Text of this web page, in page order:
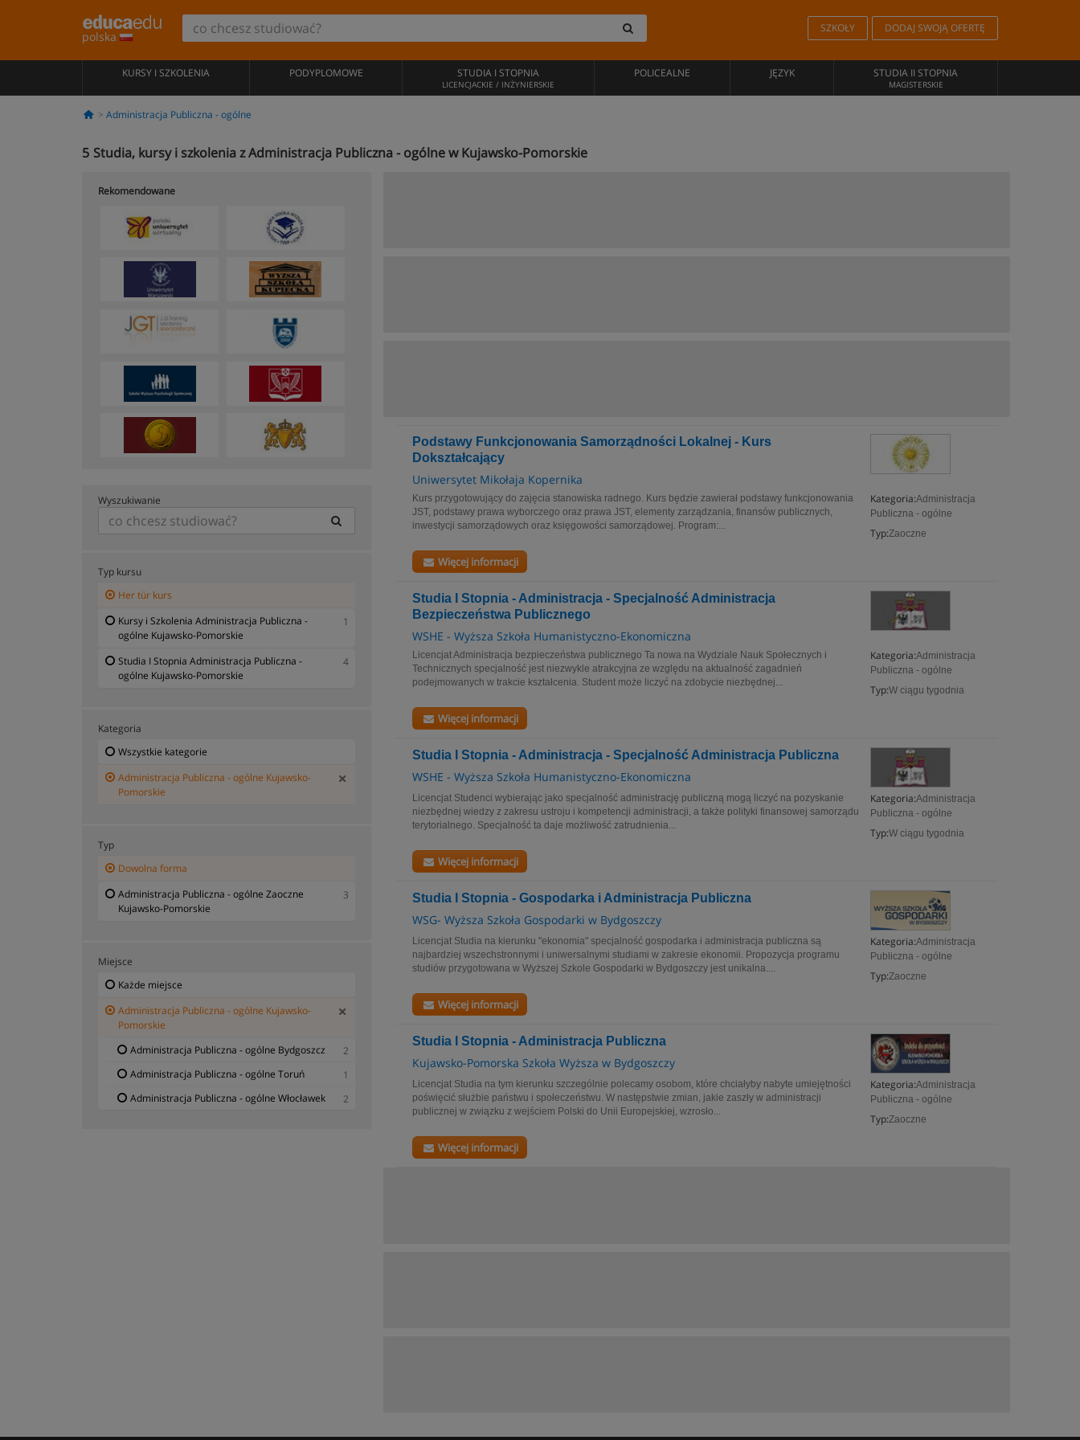
polska
SZKOŁY DODAJ SWOJĄ OFERTĘ
KURSY I SZKOLENIA PODYPLOMOWE STUDIA I STOPNIA
LICENCJACKIE / INŻYNIERSKIE
POLICEALNE JĘZYK STUDIA II STOPNIA
MAGISTERSKIE
Administracja Publiczna - ogólne
5 Studia, kursy i szkolenia z Administracja Publiczna - ogólne w Kujawsko-Pomorskie
Podstawy Funkcjonowania Samorządności Lokalnej - Kurs
Dokształcający
Uniwersytet Mikołaja Kopernika
Kategoria:Administracja
Publiczna - ogólne
Typ:Zaoczne
Kurs przygotowujący do zajęcia stanowiska radnego. Kurs będzie zawierał podstawy funkcjonowania
JST, podstawy prawa wyborczego oraz prawa JST, elementy zarządzania, finansów publicznych,
inwestycji samorządowych oraz księgowości samorządowej. Program:...
Więcej informacji
Studia I Stopnia - Administracja - Specjalność Administracja
Bezpieczeństwa Publicznego
WSHE - Wyższa Szkoła Humanistyczno-Ekonomiczna
Kategoria:Administracja
Publiczna - ogólne
Typ:W ciągu tygodnia
Licencjat Administracja bezpieczeństwa publicznego Ta nowa na Wydziale Nauk Społecznych i
Technicznych specjalność jest niezwykle atrakcyjna ze względu na aktualność zagadnień
podejmowanych w trakcie kształcenia. Student może liczyć na zdobycie niezbędnej...
Więcej informacji
Studia I Stopnia - Administracja - Specjalność Administracja Publiczna
WSHE - Wyższa Szkoła Humanistyczno-Ekonomiczna
Kategoria:Administracja
Publiczna - ogólne
Typ:W ciągu tygodnia
Licencjat Studenci wybierając jako specjalność administrację publiczną mogą liczyć na pozyskanie
niezbędnej wiedzy z zakresu ustroju i kompetencji administracji, a także polityki finansowej samorządu
terytorialnego. Specjalność ta daje możliwość zatrudnienia...
Więcej informacji
Studia I Stopnia - Gospodarka i Administracja Publiczna
WSG- Wyższa Szkoła Gospodarki w Bydgoszczy
Kategoria:Administracja
Publiczna - ogólne
Typ:Zaoczne
Licencjat Studia na kierunku "ekonomia" specjalność gospodarka i administracja publiczna są
najbardziej wszechstronnymi i uniwersalnymi studiami w zakresie ekonomii. Propozycja programu
studiów przygotowana w Wyższej Szkole Gospodarki w Bydgoszczy jest unikalna....
Więcej informacji
Studia I Stopnia - Administracja Publiczna
Kujawsko-Pomorska Szkoła Wyższa w Bydgoszczy
Kategoria:Administracja
Publiczna - ogólne
Typ:Zaoczne
Licencjat Studia na tym kierunku szczególnie polecamy osobom, które chciałyby nabyte umiejętności
poświęcić służbie państwu i społeczeństwu. W następstwie zmian, jakie zaszły w administracji
publicznej w związku z wejściem Polski do Unii Europejskiej, wzrosło...
Więcej informacji
Rekomendowane
Wyszukiwanie
Typ kursu
Her tür kurs
Kursy i Szkolenia Administracja Publiczna -
ogólne Kujawsko-Pomorskie
1
Studia I Stopnia Administracja Publiczna -
ogólne Kujawsko-Pomorskie
4
Kategoria
Wszystkie kategorie
Administracja Publiczna - ogólne Kujawsko-
Pomorskie
Typ
Dowolna forma
Administracja Publiczna - ogólne Zaoczne
Kujawsko-Pomorskie
3
Miejsce
Każde miejsce
Administracja Publiczna - ogólne Kujawsko-
Pomorskie
Administracja Publiczna - ogólne Bydgoszcz
2
Administracja Publiczna - ogólne Toruń
1
Administracja Publiczna - ogólne Włocławek
2